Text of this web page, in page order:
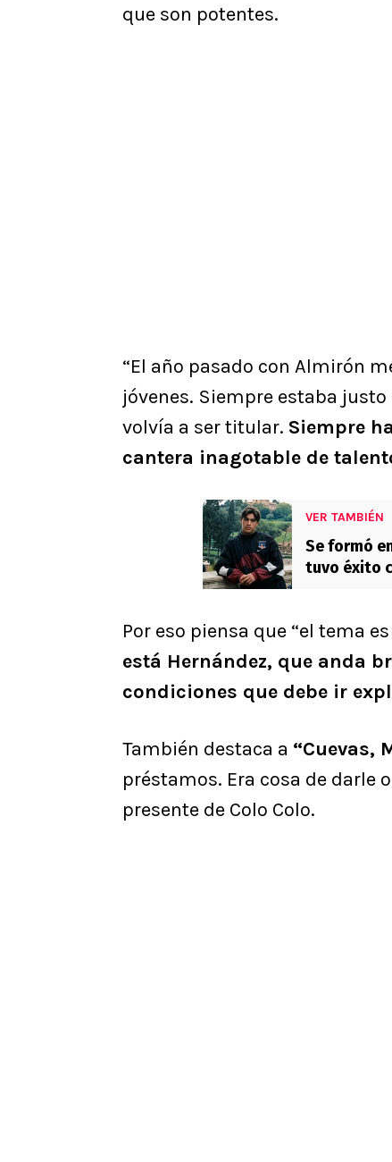
que son potentes.
“El año pasado con Almirón
jóvenes. Siempre estaba
volvía a ser titular. Siempre
cantera inagotable de
VER TAMBIÉN
Se formó
tuvo éxito
Por eso piensa que “el tema
está Hernández, que anda
condiciones que debe ir
También destaca a “Cuevas,
préstamos. Era cosa de darle
presente de Colo Colo.